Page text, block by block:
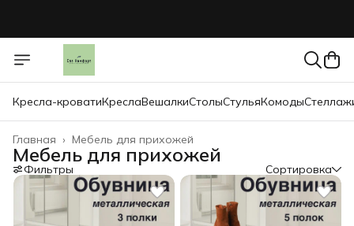
Кресла-кроватиКреслаВешалкиСтолыСтульяКомоды
Мебель для прихожей
Главная ›
Мебель для прихожей
Фильтры Сортировка